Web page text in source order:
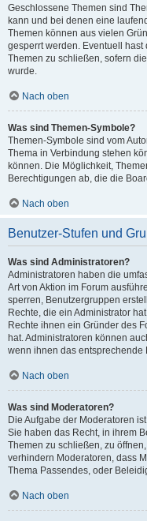
Geschlossene Themen sind
kann und bei denen eine
Themen können aus vielen
gesperrt werden. Eventuell
Themen zu schließen, sofern
wurde.
Nach oben
Was sind Themen-Symbole?
Themen-Symbole sind vom
Thema in Verbindung stehen
können. Die Möglichkeit,
Berechtigungen ab, die die
Nach oben
Benutzer-Stufen und
Was sind Administratoren?
Administratoren haben die
Art von Aktion im Forum
sperren, Benutzergruppen
Rechte, die ein Administrator
Rechte ihnen ein Gründer des
hat. Administratoren können
wenn ihnen das entsprechende
Nach oben
Was sind Moderatoren?
Die Aufgabe der Moderatoren
Sie haben das Recht, in ihrem
Themen zu schließen, zu
verhindern Moderatoren, dass
Thema Passendes, oder
Nach oben